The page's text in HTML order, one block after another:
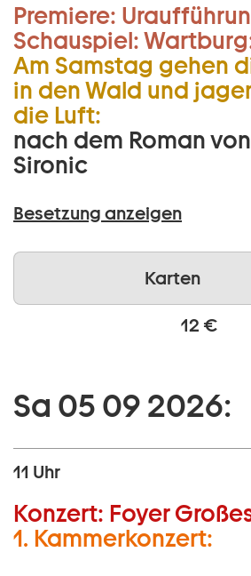
Premiere:
Schauspiel:
Am Samstag gehen
in den Wald und
die Luft:
nach dem Roman
Sironic
Besetzung anzeigen
Karten
12 €
Sa 05 09 2026:
11 Uhr
Konzert: Foyer
1. Kammerkonzert: